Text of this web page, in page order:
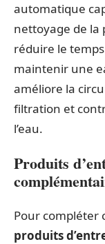
automatique
nettoyage de la
réduire le
maintenir une
améliore la
filtration et
l’eau.
Produits
Pour compléter
produits